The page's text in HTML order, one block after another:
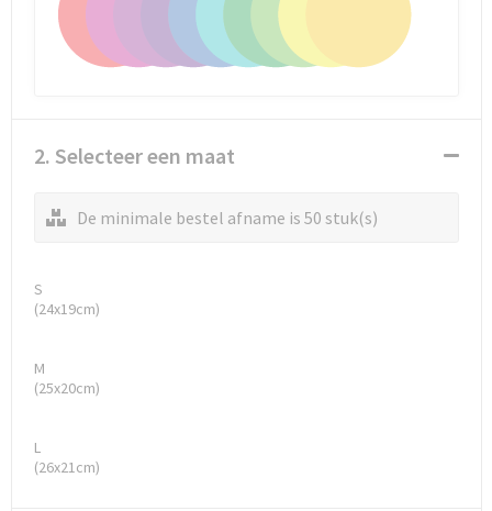
2. Selecteer een maat
De minimale bestel afname is 50 stuk(s)
S
(24x19cm)
M
(25x20cm)
L
(26x21cm)